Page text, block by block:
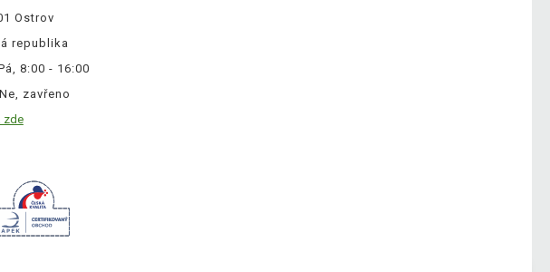
Ostrov
republika
8:00 - 16:00
zavřeno
zde